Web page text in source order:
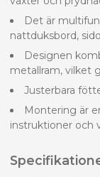
Det är
nattduksbord,
Designen
metallram, vilket
Justerbara
Montering är
instruktioner och